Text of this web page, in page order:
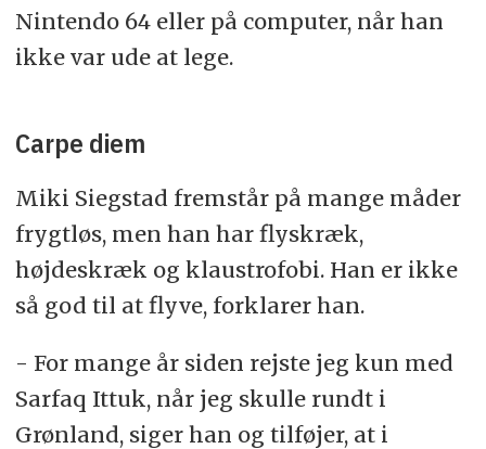
Nintendo 64 eller på computer, når han
ikke var ude at lege.
Carpe diem
Miki Siegstad fremstår på mange måder
frygtløs, men han har flyskræk,
højdeskræk og klaustrofobi. Han er ikke
så god til at flyve, forklarer han.
- For mange år siden rejste jeg kun med
Sarfaq Ittuk, når jeg skulle rundt i
Grønland, siger han og tilføjer, at i